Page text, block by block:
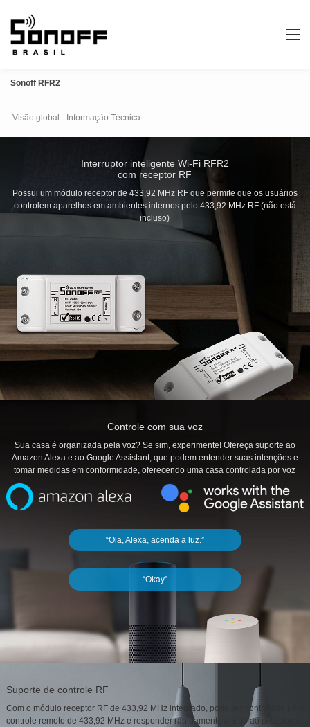
Sonoff RFR2
Visão global Informação Técnica
Interruptor inteligente Wi-Fi RFR2
com receptor RF
Possui um módulo receptor de 433,92 MHz RF que permite que os usuários
controlem aparelhos em ambientes internos pelo 433,92 MHz RF (não está
incluso)
Controle com sua voz
Sua casa é organizada pela voz? Se sim, experimente! Ofereça suporte ao
Amazon Alexa e ao Google Assistant, que podem entender suas intenções e
tomar medidas em conformidade, oferecendo uma casa controlada por voz
“Ola, Alexa, acenda a luz.”
“Okay”
Suporte de controle RF
Com o módulo receptor RF de 433,92 MHz integrado, pode ser controlado pelo
controle remoto de 433,92 MHz e responder rapidamente a tudo ao pressionar